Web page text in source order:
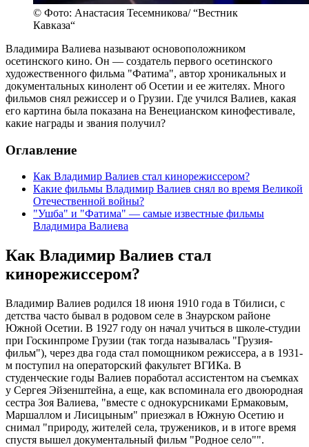
© Фото: Анастасия Тесемникова/ “Вестник
Кавказа“
Владимира Валиева называют основоположником
осетинского кино. Он — создатель первого осетинского
художественного фильма "Фатима", автор хроникальных и
документальных кинолент об Осетии и ее жителях. Много
фильмов снял режиссер и о Грузии. Где учился Валиев, какая
его картина была показана на Венецианском кинофестивале,
какие награды и звания получил?
Оглавление
Как Владимир Валиев стал кинорежиссером?
Какие фильмы Владимир Валиев снял во время Великой
Отечественной войны?
"Ушба" и "Фатима" — самые известные фильмы
Владимира Валиева
Как Владимир Валиев стал
кинорежиссером?
Владимир Валиев родился 18 июня 1910 года в Тбилиси, с
детства часто бывал в родовом селе в Знаурском районе
Южной Осетии. В 1927 году он начал учиться в школе-студии
при Госкинпроме Грузии (так тогда называлась "Грузия-
фильм"), через два года стал помощником режиссера, а в 1931-
м поступил на операторский факультет ВГИКа. В
студенческие годы Валиев поработал ассистентом на съемках
у Сергея Эйзенштейна, а еще, как вспоминала его двоюродная
сестра Зоя Валиева, "вместе с однокурсниками Ермаковым,
Маршаллом и Лисицыным" приезжал в Южную Осетию и
снимал "природу, жителей села, тружеников, и в итоге время
спустя вышел документальный фильм "Родное село"".